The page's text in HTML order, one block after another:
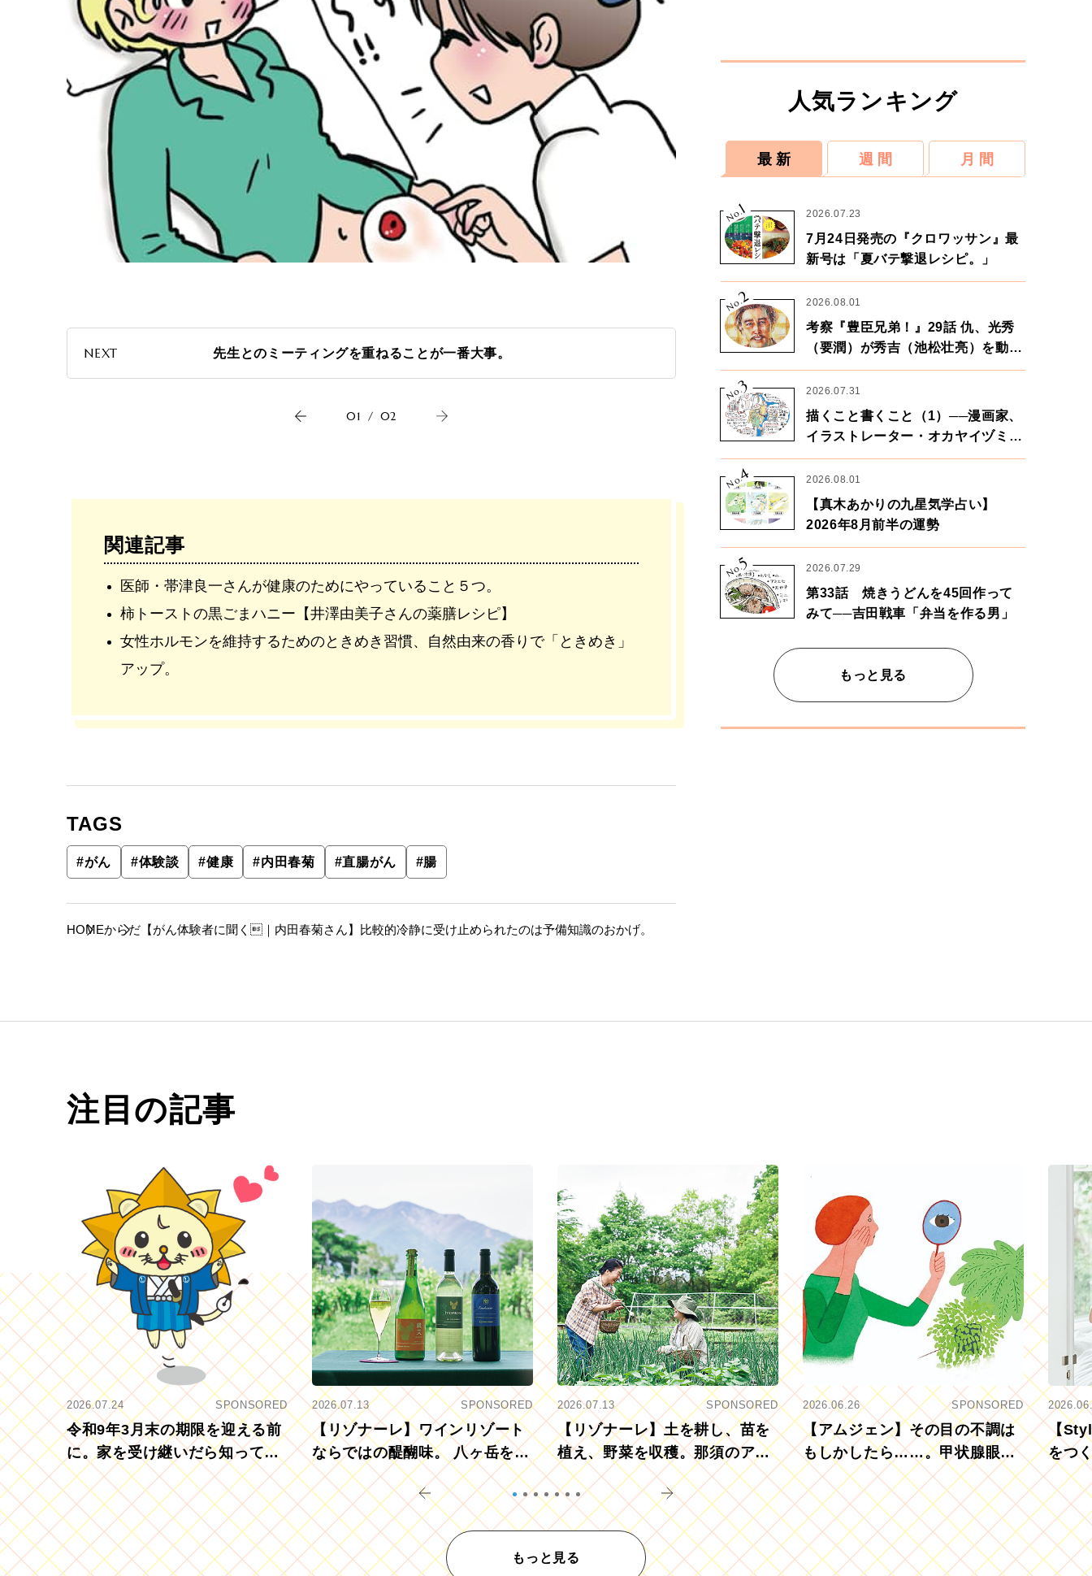
NEXT 先生とのミーティングを重ねることが一番大事。
01 / 02
関連記事
医師・帯津良一さんが健康のためにやっていること５つ。
柿トーストの黒ごまハニー【井澤由美子さんの薬膳レシピ】
女性ホルモンを維持するためのときめき習慣、自然由来の香りで「ときめき」
アップ。
TAGS
#がん #体験談 #健康 #内田春菊 #直腸がん #腸
HOMEからだ 【がん体験者に聞く｜内田春菊さん】比較的冷静に受け止められたのは予備知識のおかげ。
人気ランキング
最 新 週 間 月 間
No.
1 2026.07.23
7月24日発売の『クロワッサン』最
新号は「夏バテ撃退レシピ。」
No.2 2026.08.01
考察『豊臣兄弟！』29話 仇、光秀
（要潤）が秀吉（池松壮亮）を動か
す。天下に向けた兄弟の分岐点。
No.
3 2026.07.31
描くこと書くこと（1）──漫画家、
イラストレーター・オカヤイヅミさ
ん×漫画家・鶴谷香央理さん
No.
4 2026.08.01
【真木あかりの九星気学占い】
2026年8月前半の運勢
No.
5 2026.07.29
第33話 焼きうどんを45回作って
みて──吉田戦車「弁当を作る男」
もっと見る
注目の記事
2026.07.24 SPONSORED
令和9年3月末の期限を迎える前
に。家を受け継いだら知ってお
きたい「相続登記の義務化」
2026.07.13 SPONSORED
【リゾナーレ】ワインリゾート
ならではの醍醐味。 八ヶ岳を望
むブドウ畑でアペロ
2026.07.13 SPONSORED
【リゾナーレ】土を耕し、苗を
植え、野菜を収穫。那須のアグ
リツーリズモを体験
2026.06.26 SPONSORED
【アムジェン】その目の不調は
もしかしたら……。甲状腺眼症
を知っていますか？
【
をつ
もっと見る